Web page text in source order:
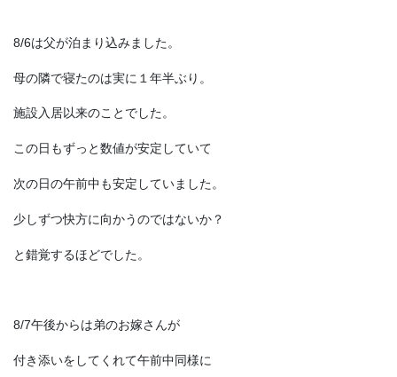
8/6は父が泊まり込みました。
母の隣で寝たのは実に１年半ぶり。
施設入居以来のことでした。
この日もずっと数値が安定していて
次の日の午前中も安定していました。
少しずつ快方に向かうのではないか？
と錯覚するほどでした。
8/7午後からは弟のお嫁さんが
付き添いをしてくれて午前中同様に